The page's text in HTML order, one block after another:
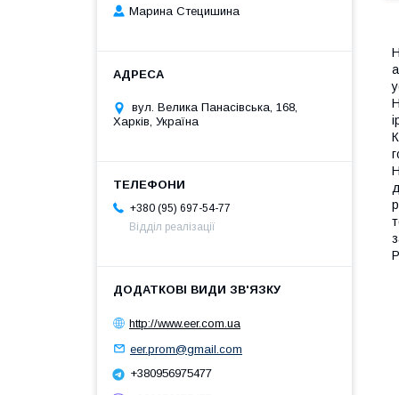
Марина Стецишина
вул. Велика Панасівська, 168,
Харків, Україна
+380 (95) 697-54-77
Відділ реалізації
http://www.eer.com.ua
eer.prom@gmail.com
+380956975477